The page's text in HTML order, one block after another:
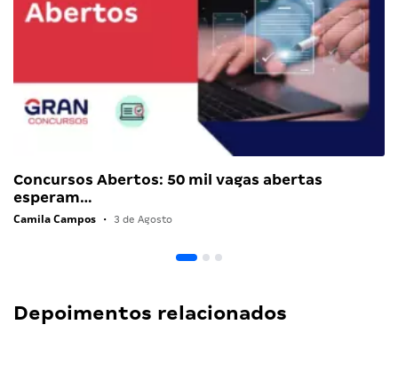
Concursos Abertos: 50 mil vagas abertas
esperam…
Camila Campos • 3 de Agosto
Depoimentos relacionados